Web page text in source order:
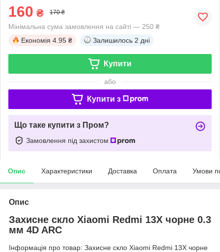
160 ₴ 170 ₴
Мінімальна сума замовлення на сайті — 250 ₴
Економія 4.95 ₴ Залишилось 2 дні
Купити
або
Купити з
Що таке купити з Пром?
Замовлення під захистом
Опис Характеристики Доставка Оплата Умови
Опис
Захисне скло Xiaomi Redmi 13X чорне 0.3
мм 4D ARC
Інформація про товар: Захисне скло Xiaomi Redmi 13X чорне